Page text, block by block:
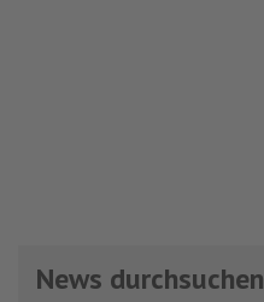
News durchsuchen